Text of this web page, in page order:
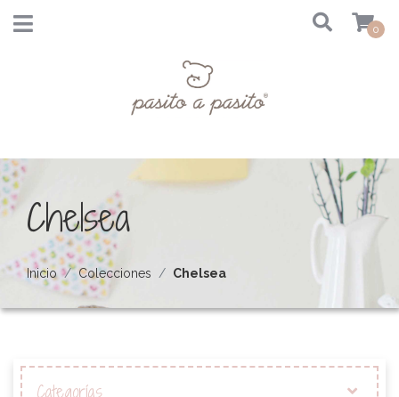
0
Chelsea
Inicio Colecciones Chelsea
Categorías